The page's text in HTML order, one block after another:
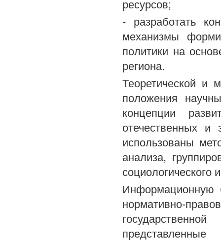
ресурсов;
- разработать
механизмы
политики на
региона.
Теоретической и
положения
концепции
отечественных
использованы
анализа,
социологического
Информационную
нормативно-